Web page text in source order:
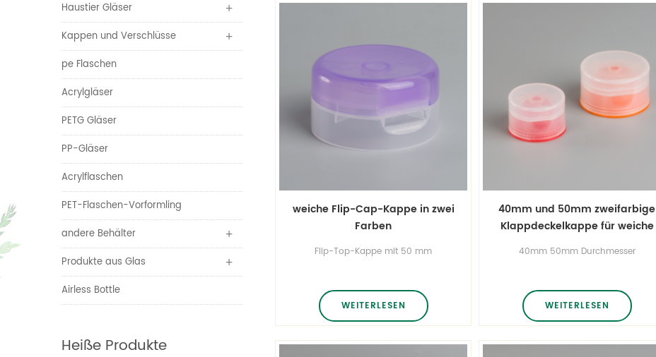
weiche Flip-Cap-Kappe in zwei
Farben
Flip-Top-Kappe mit 50 mm
neuen Stil benutzerdefinierte Farbe
für Ober- und Unterteil erhältlich
WEITERLESEN
40mm und 50mm zweifarbige
Klappdeckelkappe für weiche
40mm 50mm Durchmesser
neuen Stil benutzerdefinierte Farbe
für Ober- und Unterteil erhältlich
WEITERLESEN
Haustier Gläser
Kappen und Verschlüsse
pe Flaschen
Acrylgläser
PETG Gläser
PP-Gläser
Acrylflaschen
PET-Flaschen-Vorformling
andere Behälter
Produkte aus Glas
Airless Bottle
Heiße Produkte